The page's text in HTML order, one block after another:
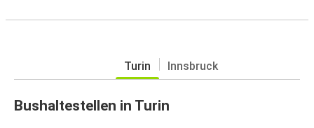
Turin Innsbruck
Bushaltestellen in Turin